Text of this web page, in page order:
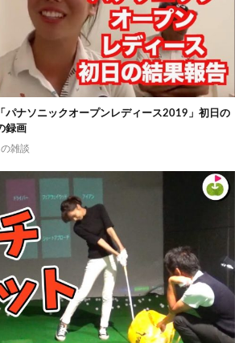
パナソニックオープンレディース2019」初日の
録画
雑談